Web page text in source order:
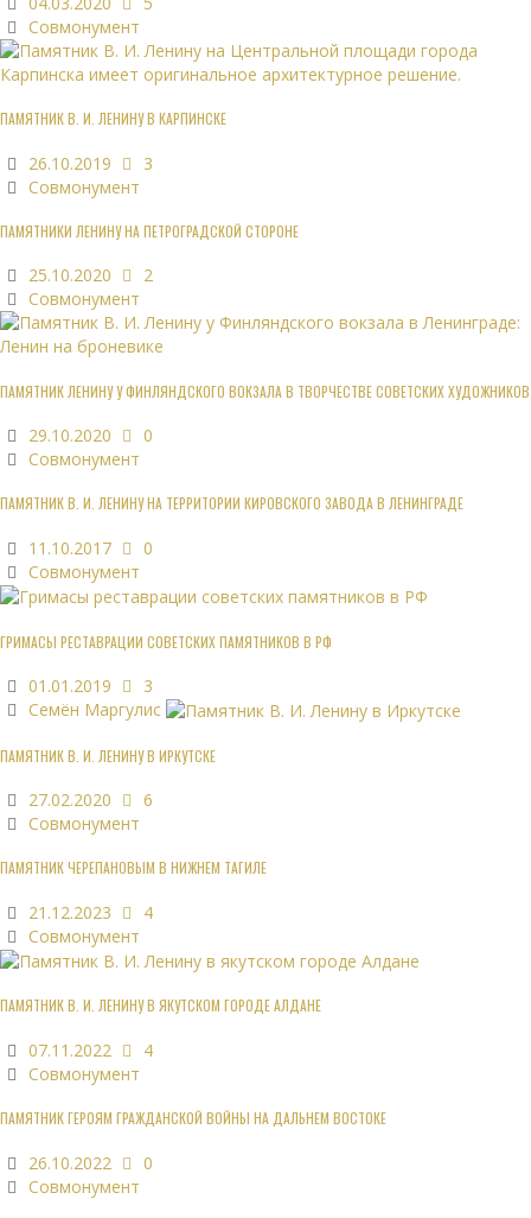
Совмонумент
ПАМЯТНИК В. И. ЛЕНИНУ В КАРПИНСКЕ
26.10.2019
3
Совмонумент
ПАМЯТНИКИ ЛЕНИНУ НА ПЕТРОГРАДСКОЙ СТОРОНЕ
25.10.2020
2
Совмонумент
ПАМЯТНИК ЛЕНИНУ У ФИНЛЯНДСКОГО ВОКЗАЛА В ТВОРЧЕСТВЕ СОВЕТСКИХ ХУДОЖНИКОВ
29.10.2020
0
Совмонумент
ПАМЯТНИК В. И. ЛЕНИНУ НА ТЕРРИТОРИИ КИРОВСКОГО ЗАВОДА В ЛЕНИНГРАДЕ
11.10.2017
0
Совмонумент
ГРИМАСЫ РЕСТАВРАЦИИ СОВЕТСКИХ ПАМЯТНИКОВ В РФ
01.01.2019
3
Семён Маргулис
ПАМЯТНИК В. И. ЛЕНИНУ В ИРКУТСКЕ
27.02.2020
6
Совмонумент
ПАМЯТНИК ЧЕРЕПАНОВЫМ В НИЖНЕМ ТАГИЛЕ
21.12.2023
4
Совмонумент
ПАМЯТНИК В. И. ЛЕНИНУ В ЯКУТСКОМ ГОРОДЕ АЛДАНЕ
07.11.2022
4
Совмонумент
ПАМЯТНИК ГЕРОЯМ ГРАЖДАНСКОЙ ВОЙНЫ НА ДАЛЬНЕМ ВОСТОКЕ
26.10.2022
0
Совмонумент